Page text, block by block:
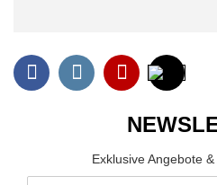
Exklusive Angebote